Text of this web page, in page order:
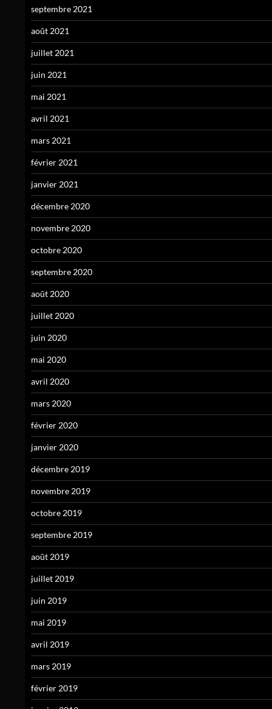
septembre 2021
août 2021
juillet 2021
juin 2021
mai 2021
avril 2021
mars 2021
février 2021
janvier 2021
décembre 2020
novembre 2020
octobre 2020
septembre 2020
août 2020
juillet 2020
juin 2020
mai 2020
avril 2020
mars 2020
février 2020
janvier 2020
décembre 2019
novembre 2019
octobre 2019
septembre 2019
août 2019
juillet 2019
juin 2019
mai 2019
avril 2019
mars 2019
février 2019